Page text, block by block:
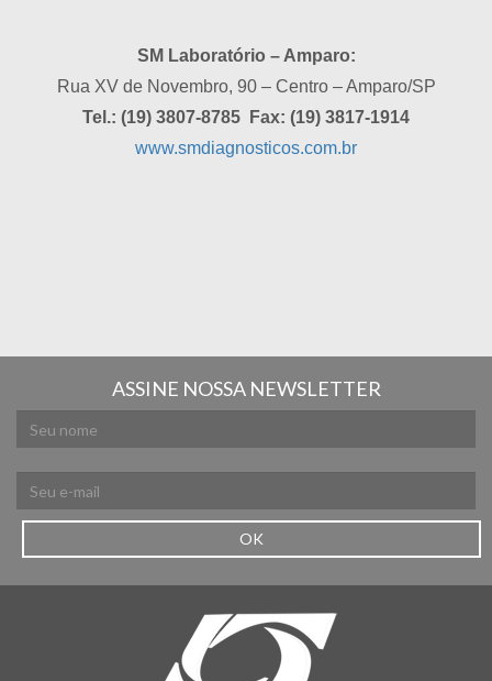
SM Laboratório – Amparo:
Rua XV de Novembro, 90 – Centro – Amparo/SP
Tel.: (19) 3807-8785
Fax: (19) 3817-1914
www.smdiagnosticos.com.br
ASSINE NOSSA NEWSLETTER
OK